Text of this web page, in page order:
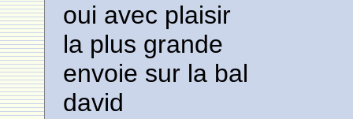
oui avec plaisir
la plus grande
envoie sur la bal
david